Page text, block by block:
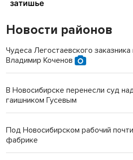
Новости районов
Чудеса Легостаевского
Владимир Коченов
В Новосибирске перенесли суд
гаишником Гусевым
Под Новосибирском рабочий
фабрике